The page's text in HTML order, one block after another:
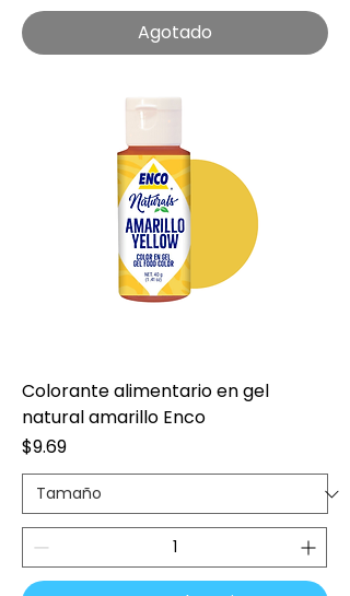
Agotado
Colorante alimentario en gel
natural amarillo Enco
Precio
$9.69